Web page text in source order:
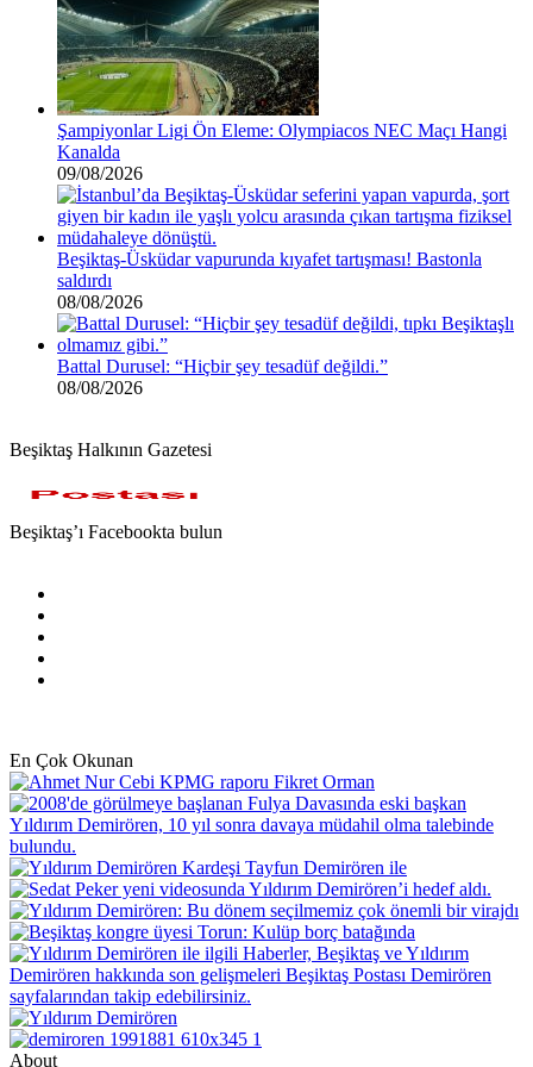
Şampiyonlar Ligi Ön Eleme: Olympiacos NEC Maçı Hangi
Kanalda
09/08/2026
Beşiktaş-Üsküdar vapurunda kıyafet tartışması! Bastonla
saldırdı
08/08/2026
Battal Durusel: “Hiçbir şey tesadüf değildi.”
08/08/2026
Beşiktaş Halkının Gazetesi
Beşiktaş’ı Facebookta bulun
En Çok Okunan
About